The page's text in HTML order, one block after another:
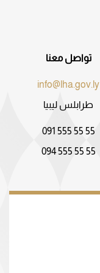
تواصل معنا
info@lha.gov.ly
طرابلس ليبيا
091 555 55 55
094 555 55 55